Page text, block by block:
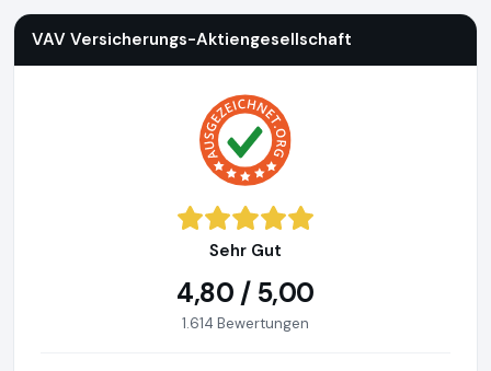
VAV Versicherungs-Aktiengesellschaft
Sehr Gut
4,80 / 5,00
1.614 Bewertungen